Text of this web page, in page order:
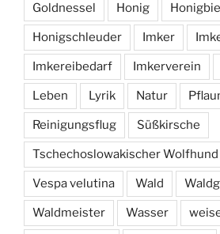
Goldnessel Honig
Honigschleuder Imker
Imkereibedarf Imkerverein
Leben Lyrik Natur
Reinigungsflug Süßkirsche
Tschechoslowakischer Wolfhund
Vespa velutina Wald
Waldmeister Wasser